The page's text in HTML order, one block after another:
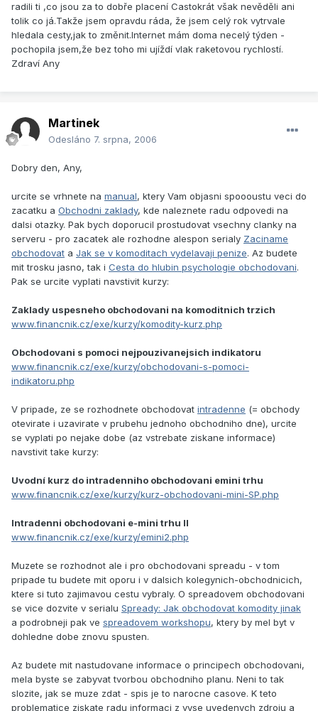
radili ti ,co jsou za to dobře placení Castokrát však nevěděli ani
tolik co já.Takže jsem opravdu ráda, že jsem celý rok vytrvale
hledala cesty,jak to změnit.Internet mám doma necelý týden -
pochopila jsem,že bez toho mi ujíždí vlak raketovou rychlostí.
Zdraví Any
Martinek
Odesláno 7. srpna, 2006
Dobry den, Any,
urcite se vrhnete na manual, ktery Vam objasni spoooustu veci do
zacatku a Obchodni zaklady, kde naleznete radu odpovedi na
dalsi otazky. Pak bych doporucil prostudovat vsechny clanky na
serveru - pro zacatek ale rozhodne alespon serialy Zaciname
obchodovat a Jak se v komoditach vydelavaji penize. Az budete
mit trosku jasno, tak i Cesta do hlubin psychologie obchodovani.
Pak se urcite vyplati navstivit kurzy:
Zaklady uspesneho obchodovani na komoditnich trzich
www.financnik.cz/exe/kurzy/komodity-kurz.php
Obchodovani s pomoci nejpouzivanejsich indikatoru
www.financnik.cz/exe/kurzy/obchodovani-s-pomoci-
indikatoru.php
V pripade, ze se rozhodnete obchodovat intradenne (= obchody
otevirate i uzavirate v prubehu jednoho obchodniho dne), urcite
se vyplati po nejake dobe (az vstrebate ziskane informace)
navstivit take kurzy:
Uvodní kurz do intradenniho obchodovani emini trhu
www.financnik.cz/exe/kurzy/kurz-obchodovani-mini-SP.php
Intradenni obchodovani e-mini trhu II
www.financnik.cz/exe/kurzy/emini2.php
Muzete se rozhodnot ale i pro obchodovani spreadu - v tom
pripade tu budete mit oporu i v dalsich kolegynich-obchodnicich,
ktere si tuto zajimavou cestu vybraly. O spreadovem obchodovani
se vice dozvite v serialu Spready: Jak obchodovat komodity jinak
a podrobneji pak ve spreadovem workshopu, ktery by mel byt v
dohledne dobe znovu spusten.
Az budete mit nastudovane informace o principech obchodovani,
mela byste se zabyvat tvorbou obchodniho planu. Neni to tak
slozite, jak se muze zdat - spis je to narocne casove. K teto
problematice ziskate radu informaci z vyse uvedenych zdroju a